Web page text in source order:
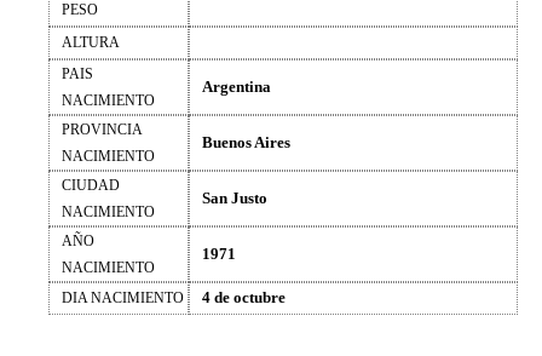
PESO
ALTURA
PAIS
NACIMIENTO
Argentina
PROVINCIA
NACIMIENTO
Buenos Aires
CIUDAD
NACIMIENTO
San Justo
AÑO
NACIMIENTO
1971
DIA NACIMIENTO 4 de octubre